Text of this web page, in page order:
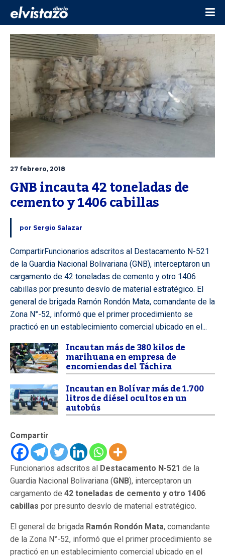
27 febrero, 2018
GNB incauta 42 toneladas de
cemento y 1406 cabillas
por Sergio Salazar
CompartirFuncionarios adscritos al Destacamento N-521
de la Guardia Nacional Bolivariana (GNB), interceptaron un
cargamento de 42 toneladas de cemento y otro 1406
cabillas por presunto desvío de material estratégico. El
general de brigada Ramón Rondón Mata, comandante de la
Zona N°-52, informó que el primer procedimiento se
practicó en un establecimiento comercial ubicado en el...
Incautan más de 380 kilos de
marihuana en empresa de
encomiendas del Táchira
Incautan en Bolívar más de 1.700
litros de diésel ocultos en un
autobús
Compartir
Funcionarios adscritos al Destacamento N-521 de la
Guardia Nacional Bolivariana (GNB), interceptaron un
cargamento de 42 toneladas de cemento y otro 1406
cabillas por presunto desvío de material estratégico.
El general de brigada Ramón Rondón Mata, comandante
de la Zona N°-52, informó que el primer procedimiento se
practicó en un establecimiento comercial ubicado en el